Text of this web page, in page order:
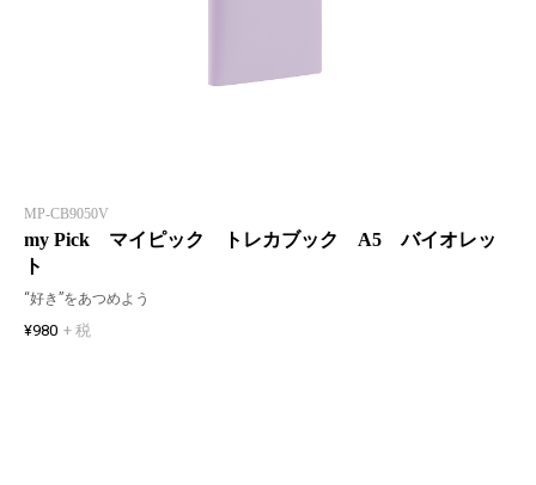
MP-CB9050V
my Pick マイピック トレカブック A5 バイオレッ
ト
“好き”をあつめよう
¥980 + 税